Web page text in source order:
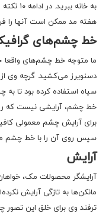
به
هفته مد ممکن است آنها را
خط چشم‌های
ما متوجه خط چشم‌های واقعا
دسنویرز می‌کشید. گرچه وی
سیاه استفاده کرده بود تا
خط چشم، آرایشی نیست که
برای آرایش چشم معمولی
سپس روی آن را با خط چشم
آرایش
آرایشگر محصولات مک،
مانکن‌ها به تازگی آرایش
ترفند وی برای خلق این تصور